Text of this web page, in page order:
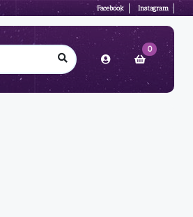
Facebook Instagram
0